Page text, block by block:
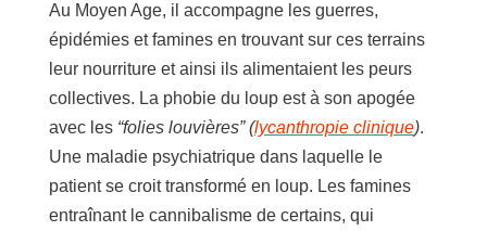
Au Moyen Age, il accompagne les guerres,
épidémies et famines en trouvant sur ces terrains
leur nourriture et ainsi ils alimentaient les peurs
collectives. La phobie du loup est à son apogée
avec les “folies louvières” (lycanthropie clinique).
Une maladie psychiatrique dans laquelle le
patient se croit transformé en loup. Les famines
entraînant le cannibalisme de certains, qui